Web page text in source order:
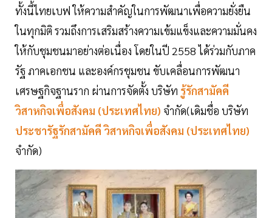
ทั้งนี้ไทยเบฟ ให้ความสำคัญในการพัฒนาเพื่อความยั่งยืน
ในทุกมิติ รวมถึงการเสริมสร้างความเข้มแข็งและความมั่นคง
ให้กับชุมชนมาอย่างต่อเนื่อง โดยในปี 2558 ได้ร่วมกับภาค
รัฐ ภาคเอกชน และองค์กรชุมชน ขับเคลื่อนการพัฒนา
เศรษฐกิจฐานราก ผ่านการจัดตั้ง บริษัท รู้รักสามัคคี
วิสาหกิจเพื่อสังคม (ประเทศไทย) จำกัด(เดิมชื่อ บริษัท
ประชารัฐรักสามัคคี วิสาหกิจเพื่อสังคม (ประเทศไทย)
จำกัด)